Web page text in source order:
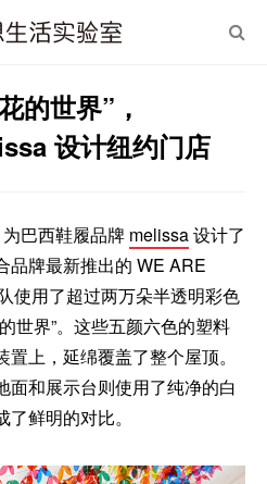
的世界”，
设计纽约门店
为巴西鞋履品牌 melissa设计了
品牌最新推出的 WE ARE
使用了超过两万朵半透明彩色
世界”。这些五颜六色的塑料
上，延绵覆盖了整个屋顶。
面和展示台则使用了纯净的白
鲜明的对比。